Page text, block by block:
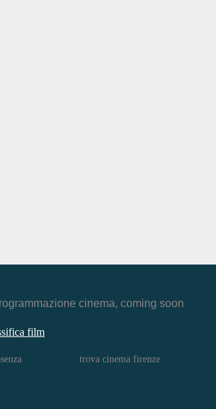
cinema, coming soon
film
trova cinema firenze